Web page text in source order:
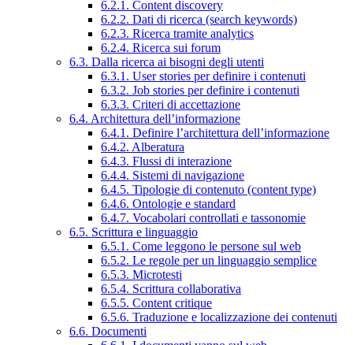
6.2.1. Content discovery
6.2.2. Dati di ricerca (search keywords)
6.2.3. Ricerca tramite analytics
6.2.4. Ricerca sui forum
6.3. Dalla ricerca ai bisogni degli utenti
6.3.1. User stories per definire i contenuti
6.3.2. Job stories per definire i contenuti
6.3.3. Criteri di accettazione
6.4. Architettura dell’informazione
6.4.1. Definire l’architettura dell’informazione
6.4.2. Alberatura
6.4.3. Flussi di interazione
6.4.4. Sistemi di navigazione
6.4.5. Tipologie di contenuto (content type)
6.4.6. Ontologie e standard
6.4.7. Vocabolari controllati e tassonomie
6.5. Scrittura e linguaggio
6.5.1. Come leggono le persone sul web
6.5.2. Le regole per un linguaggio semplice
6.5.3. Microtesti
6.5.4. Scrittura collaborativa
6.5.5. Content critique
6.5.6. Traduzione e localizzazione dei contenuti
6.6. Documenti